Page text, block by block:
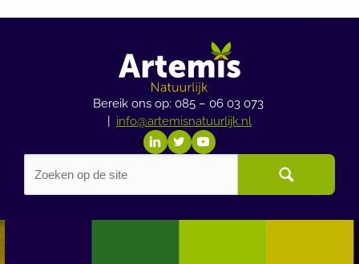
Bereik ons op: 085 – 06 03 073
info@artemisnatuurlijk.nl